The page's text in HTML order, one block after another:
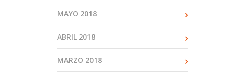
MAYO 2018
ABRIL 2018
MARZO 2018